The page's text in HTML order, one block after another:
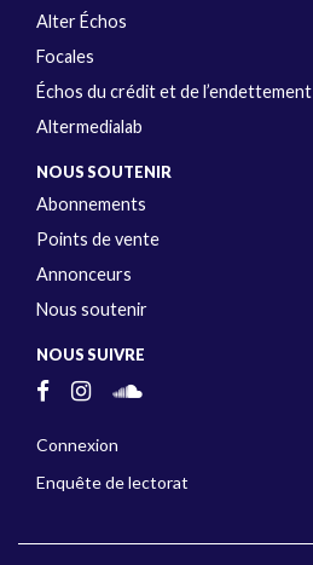
Alter Échos
Focales
Échos du crédit et de l’endettement
Altermedialab
NOUS SOUTENIR
Abonnements
Points de vente
Annonceurs
Nous soutenir
NOUS SUIVRE
Connexion
Enquête de lectorat